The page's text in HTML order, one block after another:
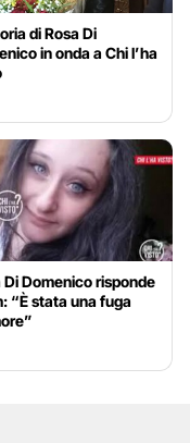
di Rosa Di
in onda a Chi l’ha
Di Domenico risponde
“È stata una fuga